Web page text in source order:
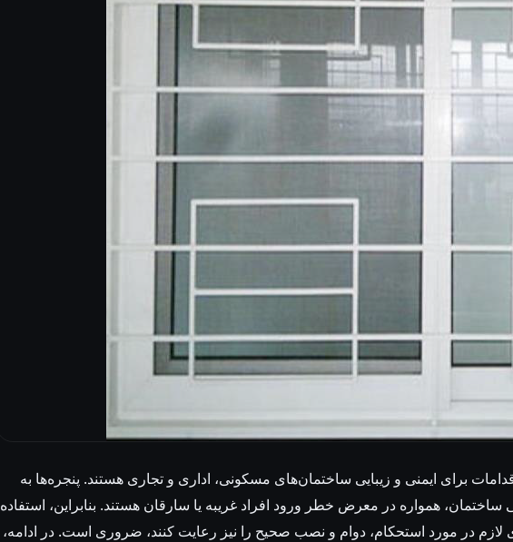
برای ایمنی و زیبایی ساختمان‌های مسکونی، اداری و تجاری هستند. پنجره‌ها به
همواره در معرض خطر ورود افراد غریبه یا سارقان هستند. بنابراین، استفاده
لازم در مورد استحکام، دوام و نصب صحیح را نیز رعایت کنند، ضروری است. در ادامه،